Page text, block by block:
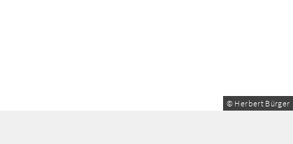
© Herbert Bürger